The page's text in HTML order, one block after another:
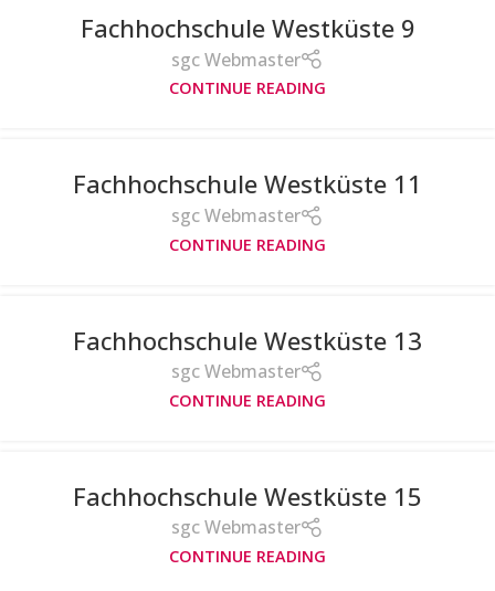
Fachhochschule Westküste 9
sgc Webmaster
CONTINUE READING
Fachhochschule Westküste 11
sgc Webmaster
CONTINUE READING
Fachhochschule Westküste 13
sgc Webmaster
CONTINUE READING
Fachhochschule Westküste 15
sgc Webmaster
CONTINUE READING